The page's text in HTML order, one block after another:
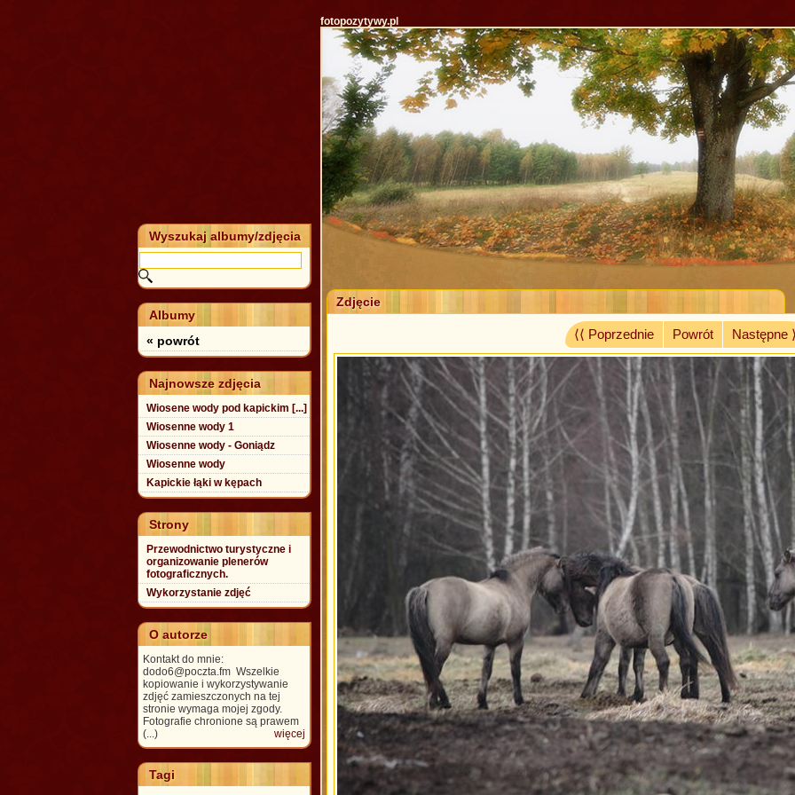
fotopozytywy.pl
Zdjęcie
⟨⟨ Poprzednie Powrót Następne
Wyszukaj albumy/zdjęcia
Albumy
« powrót
Najnowsze zdjęcia
Wiosene wody pod kapickim [...]
Wiosenne wody 1
Wiosenne wody - Goniądz
Wiosenne wody
Kapickie łąki w kępach
Strony
Przewodnictwo turystyczne i
organizowanie plenerów
fotograficznych.
Wykorzystanie zdjęć
O autorze
Kontakt do mnie:
dodo6@poczta.fm Wszelkie
kopiowanie i wykorzystywanie
zdjęć zamieszczonych na tej
stronie wymaga mojej zgody.
Fotografie chronione są prawem
(...)
więcej
Tagi